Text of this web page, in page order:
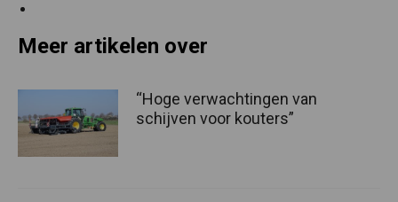
Meer artikelen over
“Hoge verwachtingen van
schijven voor kouters”